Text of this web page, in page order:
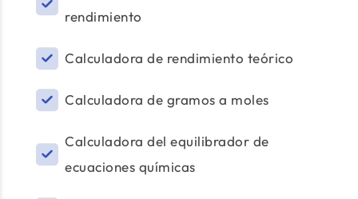
rendimiento
Calculadora de rendimiento teórico
Calculadora de gramos a moles
Calculadora del equilibrador de
ecuaciones químicas